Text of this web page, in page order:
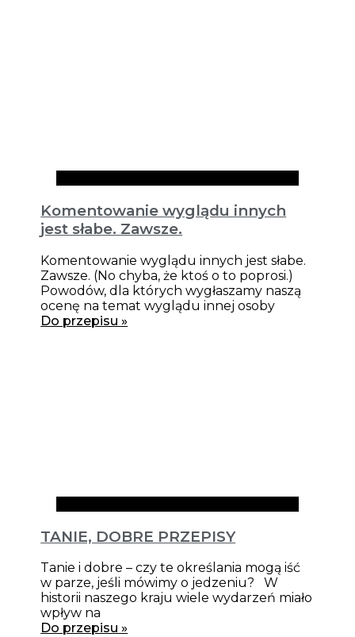
Komentowanie wyglądu innych
jest słabe. Zawsze.
Komentowanie wyglądu innych jest słabe.
Zawsze. (No chyba, że ktoś o to poprosi.)
Powodów, dla których wygłaszamy naszą
ocenę na temat wyglądu innej osoby
Do przepisu »
TANIE, DOBRE PRZEPISY
Tanie i dobre – czy te określania mogą iść
w parze, jeśli mówimy o jedzeniu? W
historii naszego kraju wiele wydarzeń miało
wpływ na
Do przepisu »